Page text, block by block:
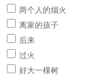
两个人的烟火
离家的孩子
后来
过火
好大一棵树